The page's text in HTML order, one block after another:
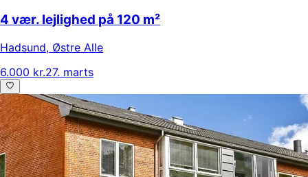
4 vær. lejlighed på 120 m²
Hadsund, Østre Alle
6.000 kr.27. marts